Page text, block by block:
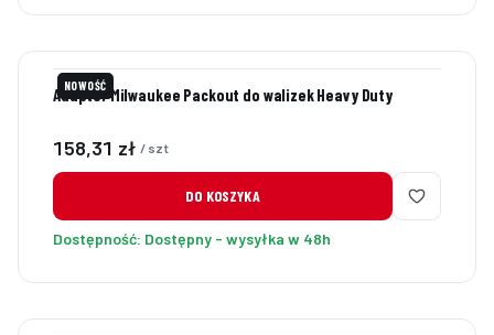
NOWOŚĆ
Adapter Milwaukee Packout do walizek Heavy Duty
Cena
158,31 zł / szt
DO KOSZYKA
Dostępność: Dostępny - wysyłka w 48h